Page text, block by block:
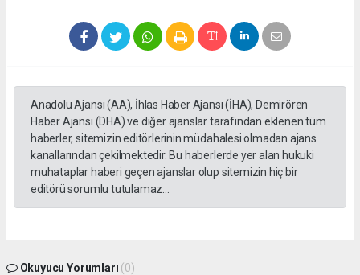
Anadolu Ajansı (AA), İhlas Haber Ajansı (İHA), Demirören
Haber Ajansı (DHA) ve diğer ajanslar tarafından eklenen tüm
haberler, sitemizin editörlerinin müdahalesi olmadan ajans
kanallarından çekilmektedir. Bu haberlerde yer alan hukuki
muhataplar haberi geçen ajanslar olup sitemizin hiç bir
editörü sorumlu tutulamaz...
Okuyucu Yorumları (0)